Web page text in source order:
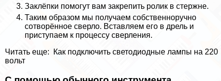
Заклёпки помогут вам закрепить ролик в стержне.
Таким образом мы получаем собственноручно
сотворённое сверло. Вставляем его в дрель и
приступаем к процессу сверления.
Читать еще:
Как подключить светодиодные лампы на 220
вольт